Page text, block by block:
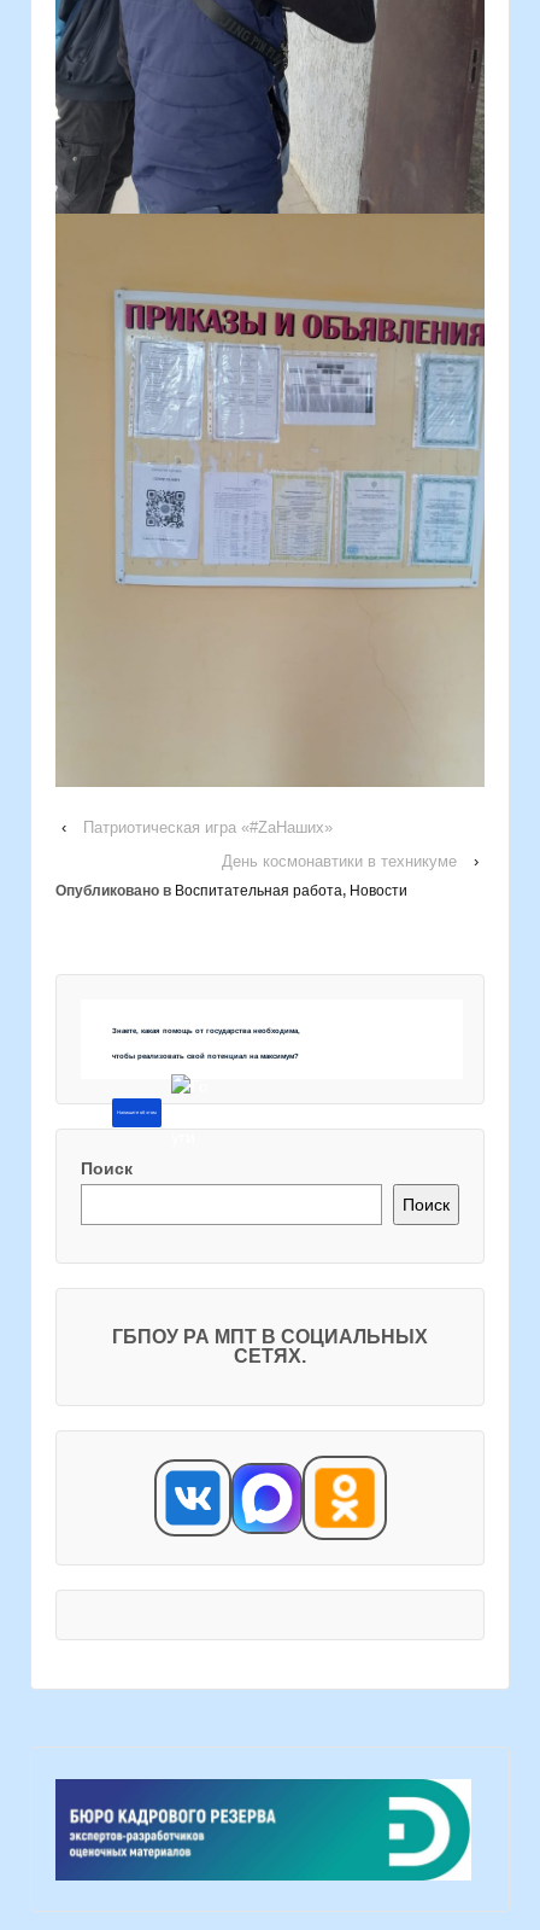
‹
Патриотическая игра «#ZaНаших»
День космонавтики в техникуме
›
Опубликовано в Воспитательная работа, Новости
Знаете, какая помощь от государства необходима,
чтобы реализовать свой потенциал на максимум?
Напишите об этом
Поиск
Поиск
ГБПОУ РА МПТ В СОЦИАЛЬНЫХ
СЕТЯХ.